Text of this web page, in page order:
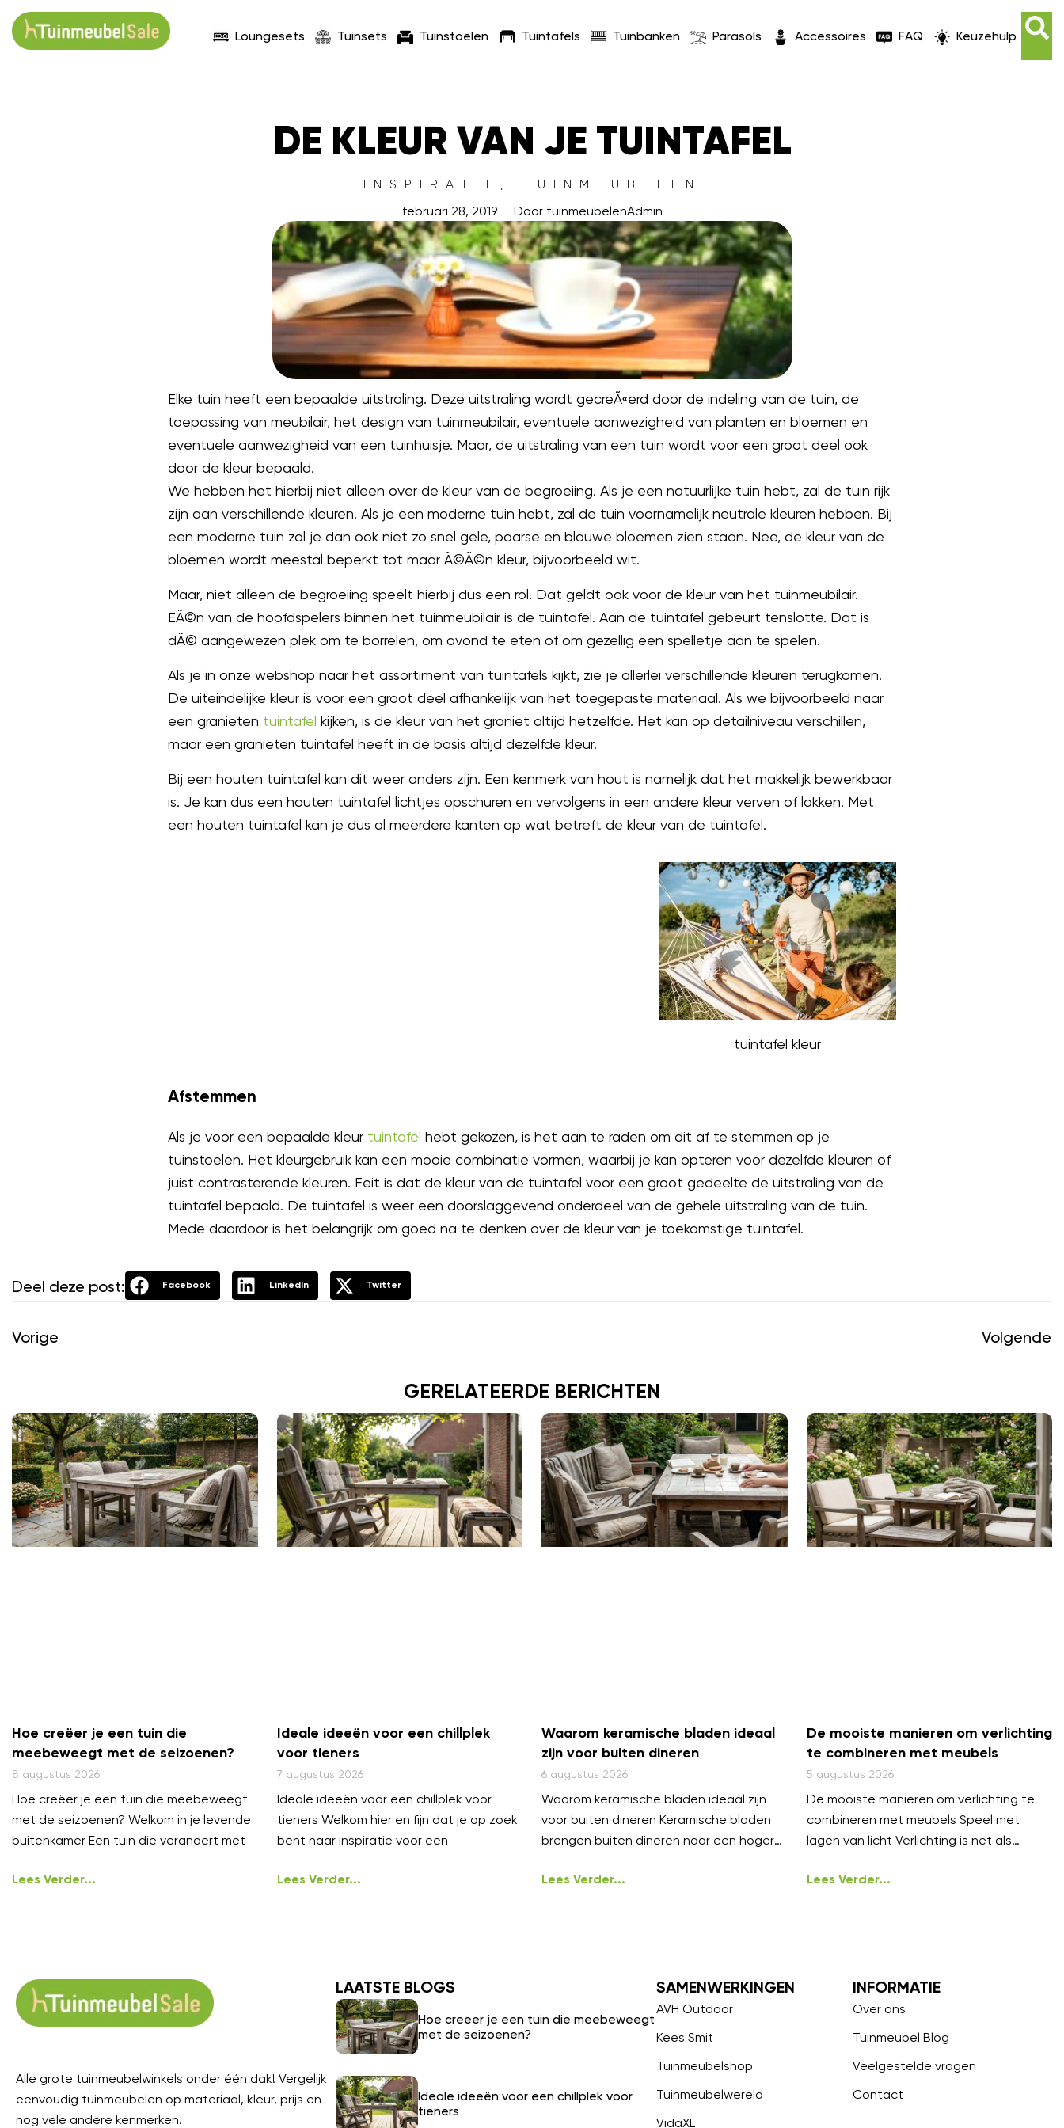
Loungesets Tuinsets Tuinstoelen Tuintafels Tuinbanken Parasols Accessoires FAQ Keuzehulp
DE KLEUR VAN JE TUINTAFEL
INSPIRATIE , TUINMEUBELEN
februari 28, 2019
DoortuinmeubelenAdmin
Elke tuin heeft een bepaalde uitstraling. Deze uitstraling wordt gecreÃ«erd door de indeling van de tuin, de
toepassing van meubilair, het design van tuinmeubilair, eventuele aanwezigheid van planten en bloemen en
eventuele aanwezigheid van een tuinhuisje. Maar, de uitstraling van een tuin wordt voor een groot deel ook
door de kleur bepaald.
We hebben het hierbij niet alleen over de kleur van de begroeiing. Als je een natuurlijke tuin hebt, zal de tuin rijk
zijn aan verschillende kleuren. Als je een moderne tuin hebt, zal de tuin voornamelijk neutrale kleuren hebben. Bij
een moderne tuin zal je dan ook niet zo snel gele, paarse en blauwe bloemen zien staan. Nee, de kleur van de
bloemen wordt meestal beperkt tot maar Ã©Ã©n kleur, bijvoorbeeld wit.
Maar, niet alleen de begroeiing speelt hierbij dus een rol. Dat geldt ook voor de kleur van het tuinmeubilair.
EÃ©n van de hoofdspelers binnen het tuinmeubilair is de tuintafel. Aan de tuintafel gebeurt tenslotte. Dat is
dÃ© aangewezen plek om te borrelen, om avond te eten of om gezellig een spelletje aan te spelen.
Als je in onze webshop naar het assortiment van tuintafels kijkt, zie je allerlei verschillende kleuren terugkomen.
De uiteindelijke kleur is voor een groot deel afhankelijk van het toegepaste materiaal. Als we bijvoorbeeld naar
een granieten tuintafel kijken, is de kleur van het graniet altijd hetzelfde. Het kan op detailniveau verschillen,
maar een granieten tuintafel heeft in de basis altijd dezelfde kleur.
Bij een houten tuintafel kan dit weer anders zijn. Een kenmerk van hout is namelijk dat het makkelijk bewerkbaar
is. Je kan dus een houten tuintafel lichtjes opschuren en vervolgens in een andere kleur verven of lakken. Met
een houten tuintafel kan je dus al meerdere kanten op wat betreft de kleur van de tuintafel.
tuintafel kleur
Afstemmen
Als je voor een bepaalde kleur tuintafel hebt gekozen, is het aan te raden om dit af te stemmen op je
tuinstoelen. Het kleurgebruik kan een mooie combinatie vormen, waarbij je kan opteren voor dezelfde kleuren of
juist contrasterende kleuren. Feit is dat de kleur van de tuintafel voor een groot gedeelte de uitstraling van de
tuintafel bepaald. De tuintafel is weer een doorslaggevend onderdeel van de gehele uitstraling van de tuin.
Mede daardoor is het belangrijk om goed na te denken over de kleur van je toekomstige tuintafel.
Deel deze post: Facebook LinkedIn Twitter
Vorige Volgende
GERELATEERDE BERICHTEN
Hoe creëer je een tuin die
meebeweegt met de seizoenen?
8 augustus 2026
Hoe creëer je een tuin die meebeweegt
met de seizoenen? Welkom in je levende
buitenkamer Een tuin die verandert met
Lees Verder...
Ideale ideeën voor een chillplek
voor tieners
7 augustus 2026
Ideale ideeën voor een chillplek voor
tieners Welkom hier en fijn dat je op zoek
bent naar inspiratie voor een
Lees Verder...
Waarom keramische bladen ideaal
zijn voor buiten dineren
6 augustus 2026
Waarom keramische bladen ideaal zijn
voor buiten dineren Keramische bladen
brengen buiten dineren naar een hoger
Lees Verder...
De mooiste manieren om verlichting
te combineren met meubels
5 augustus 2026
De mooiste manieren om verlichting te
combineren met meubels Speel met
lagen van licht Verlichting is net als
Lees Verder...
Alle grote tuinmeubelwinkels onder één dak! Vergelijk
eenvoudig tuinmeubelen op materiaal, kleur, prijs en
nog vele andere kenmerken.
LAATSTE BLOGS
Hoe creëer je een tuin die meebeweegt
met de seizoenen?
Ideale ideeën voor een chillplek voor
tieners
SAMENWERKINGEN
AVH Outdoor
Kees Smit
Tuinmeubelshop
Tuinmeubelwereld
VidaXL
INFORMATIE
Over ons
Tuinmeubel Blog
Veelgestelde vragen
Contact